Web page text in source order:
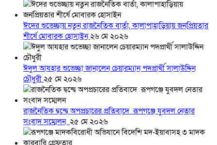
ঈদের শুভেচ্ছায় নতুন রাজনৈতিক বার্তা, কালাপাহাড়িয়ায় জনপ্রিয়তার
শীর্ষে মোবারক হোসাইন২৬ মে ২০২৬
ঈদুল আযহার শুভেচ্ছা জানালেন চেয়ারম্যান পদপ্রার্থী সালাউদ্দিন
চৌধুরী২৫ মে ২০২৬
রাজনৈতিক দ্বন্দ্বে অপপ্রচারের প্রতিবাদে ‎রূপগঞ্জে যুবদল নেতার
সংবাদ সম্মেলন ‎ ২৫ মে ২০২৬